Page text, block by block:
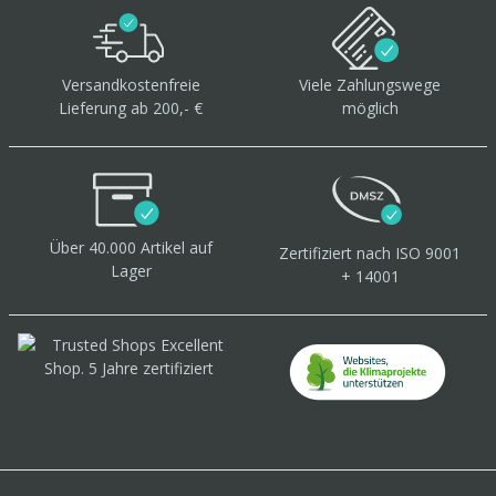
Versandkostenfreie
Lieferung ab 200,- €
Viele Zahlungswege
möglich
Über 40.000 Artikel auf
Lager
Zertifiziert nach ISO 9001
+ 14001